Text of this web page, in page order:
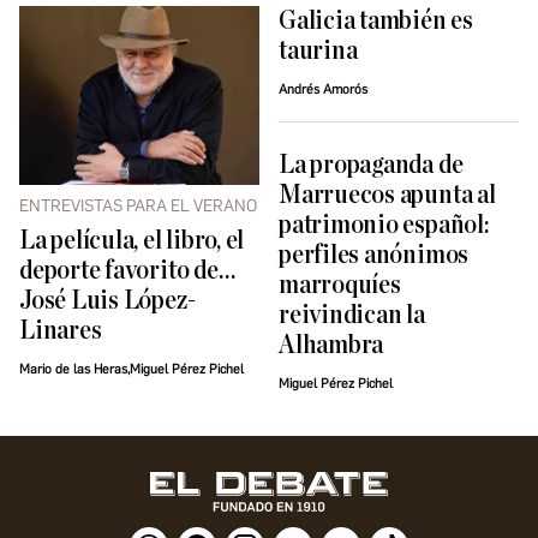
ENTREVISTAS PARA EL VERANO
La película, el libro, el
deporte favorito de…
José Luis López-
Linares
Mario de las Heras,Miguel Pérez Pichel
Galicia también es
taurina
Andrés Amorós
La propaganda de
Marruecos apunta al
patrimonio español:
perfiles anónimos
marroquíes
reivindican la
Alhambra
Miguel Pérez Pichel